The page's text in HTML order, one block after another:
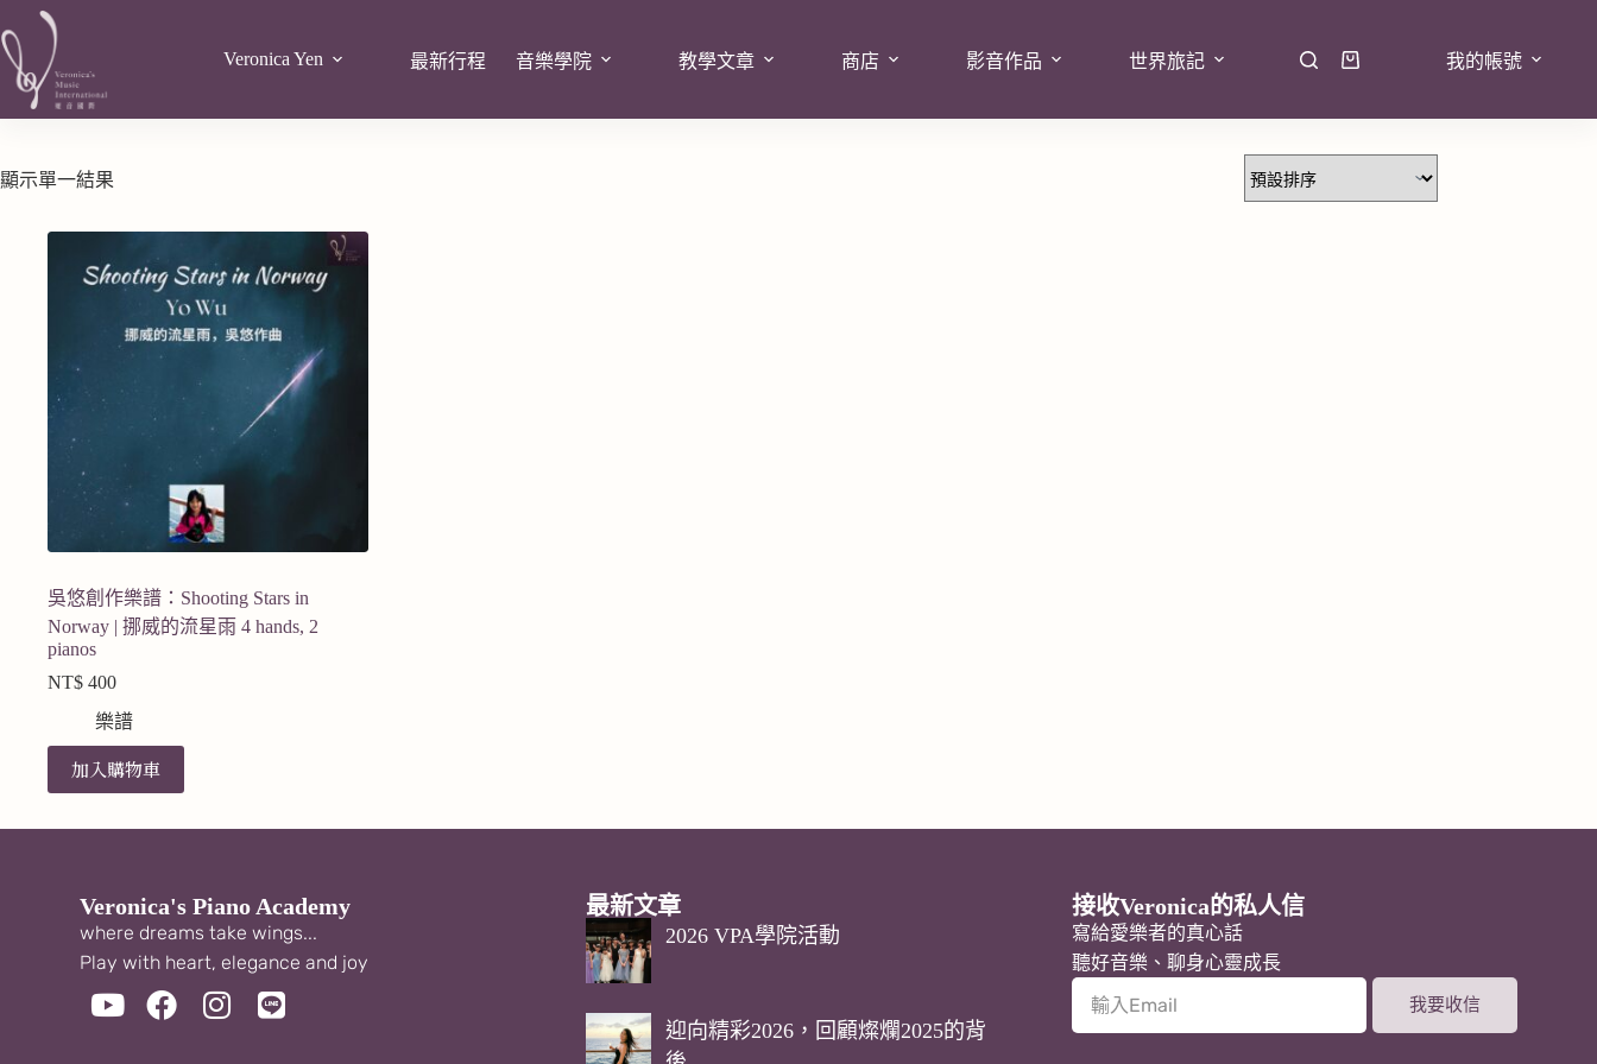
Veronica Yen 最新行程 音樂學院 教學文章 商店 影音作品 世界旅記 我的帳號
顯示單一結果
吳悠創作樂譜：Shooting Stars in
Norway | 挪威的流星雨 4 hands, 2
pianos
NT$ 400
樂譜
加入購物車
Veronica's Piano Academy
where dreams take wings...
Play with heart, elegance and joy
最新文章
2026 VPA學院活動
迎向精彩2026，回顧燦爛2025的背
接收Veronica的私人信
寫給愛樂者的真心話
聽好音樂、聊身心靈成長
我要收信